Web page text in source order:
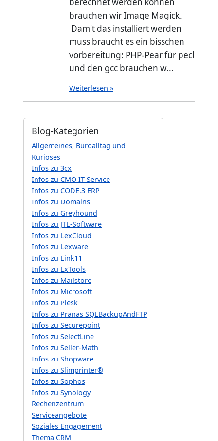
brauchen wir Image Magick.
Damit das installiert werden
muss braucht es ein bisschen
vorbereitung: PHP-Pear für pecl
und den gcc brauchen w...
Weiterlesen »
Blog-Kategorien
Allgemeines, Büroalltag und
Kurioses
Infos zu 3cx
Infos zu CMO IT-Service
Infos zu CODE.3 ERP
Infos zu Domains
Infos zu Greyhound
Infos zu JTL-Software
Infos zu LexCloud
Infos zu Lexware
Infos zu Link11
Infos zu LxTools
Infos zu Mailstore
Infos zu Microsoft
Infos zu Plesk
Infos zu Pranas SQLBackupAndFTP
Infos zu Securepoint
Infos zu SelectLine
Infos zu Seller-Math
Infos zu Shopware
Infos zu Slimprinter®
Infos zu Sophos
Infos zu Synology
Rechenzentrum
Serviceangebote
Soziales Engagement
Thema CRM